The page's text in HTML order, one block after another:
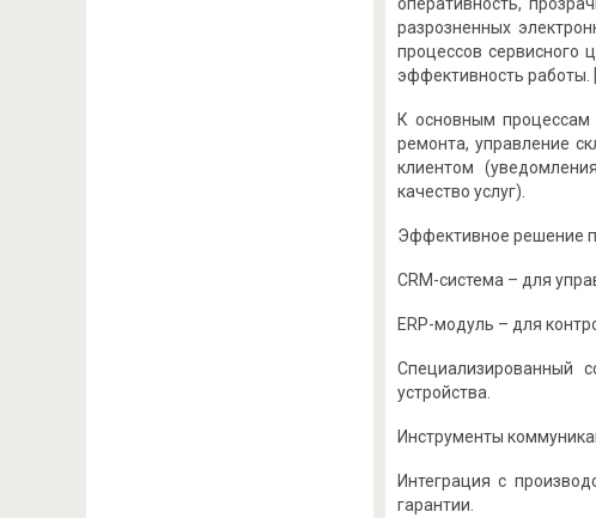
разрозненных
процессов сервисного
эффективность работы.
К основным процессам
ремонта, управление
клиентом
качество услуг).
Эффективное решение
CRM-система – для
ERP-модуль – для
Специализированный
устройства.
Инструменты
Интеграция с
гарантии.